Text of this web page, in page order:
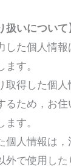
扱いについて
した個人情
す。
取得した個
るため，お
す。
個人情報は
外で使用し